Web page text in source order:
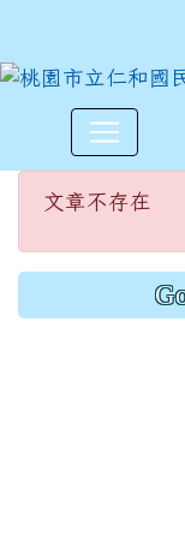
文章不存
文章不存在